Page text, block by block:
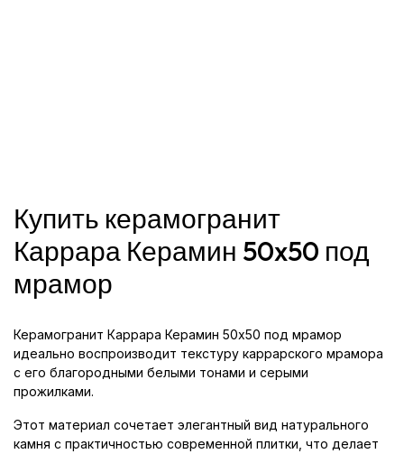
Купить керамогранит
Каррара Керамин 50x50 под
мрамор
Керамогранит Каррара Керамин 50x50 под мрамор
идеально воспроизводит текстуру каррарского мрамора
с его благородными белыми тонами и серыми
прожилками.
Этот материал сочетает элегантный вид натурального
камня с практичностью современной плитки, что делает